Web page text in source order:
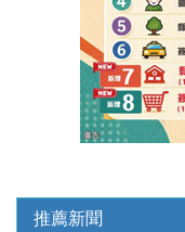
推薦新聞